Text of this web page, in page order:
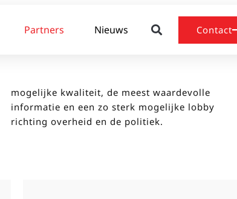
Partners Nieuws Contact
richting overheid en de politiek.